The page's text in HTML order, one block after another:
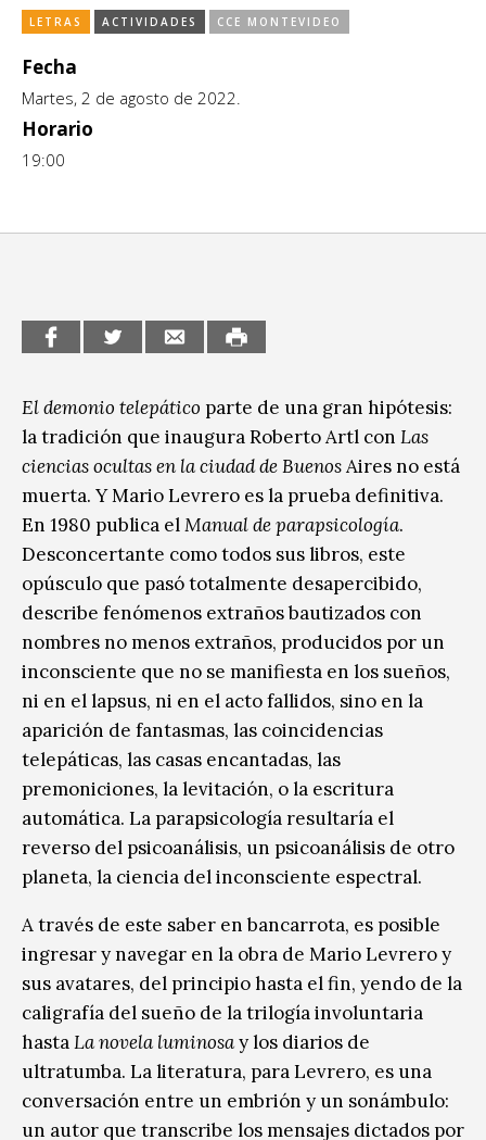
CCE en el interior/libros
Espacio itinerante de lectura infantil
Exposiciones
Formación
Género y Diversidad
Infantil y Juvenil
Letras
Música
LETRAS ACTIVIDADES CCE MONTEVIDEO
Fecha
Martes, 2 de agosto de 2022.
Horario
19:00
El demonio telepático parte de una gran hipótesis:
la tradición que inaugura Roberto Artl con Las
ciencias ocultas en la ciudad de BuenosAires no está
muerta. Y Mario Levrero es la prueba definitiva.
En 1980 publica elManual de parapsicología.
Desconcertante como todos sus libros, este
opúsculo que pasó totalmente desapercibido,
describe fenómenos extraños bautizados con
nombres no menos extraños, producidos por un
inconsciente que no se manifiesta en los sueños,
ni en el lapsus, ni en el acto fallidos, sino en la
aparición de fantasmas, las coincidencias
telepáticas, las casas encantadas, las
premoniciones, la levitación, o la escritura
automática. La parapsicología resultaría el
reverso del psicoanálisis, un psicoanálisis de otro
planeta, la ciencia del inconsciente espectral.
A través de este saber en bancarrota, es posible
ingresar y navegar en la obra de Mario Levrero y
sus avatares, del principio hasta el fin, yendo de la
caligrafía del sueño de la trilogía involuntaria
hastaLa novela luminosay los diarios de
ultratumba. La literatura, para Levrero, es una
conversación entre un embrión y un sonámbulo:
un autor que transcribe los mensajes dictados por